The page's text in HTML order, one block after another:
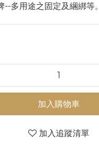
多用途之固定及綑綁等。
加入購物車
加入追蹤清單